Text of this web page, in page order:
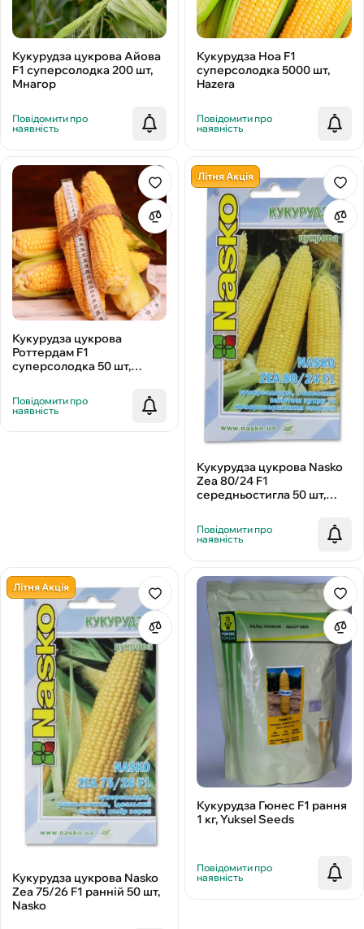
Кукурудза цукрова Айова
F1 суперсолодка 200 шт,
Мнагор
Повідомити про
наявність
Кукурудза Ноа F1
суперсолодка 5000 шт,
Hazera
Повідомити про
наявність
Кукурудза цукрова
Роттердам F1
суперсолодка 50 шт,
Повідомити про
наявність
Літня Акція
Кукурудза цукрова Nasko
Zea 80/24 F1
середньостигла 50 шт,
Повідомити про
наявність
Літня Акція
Кукурудза цукрова Nasko
Zea 75/26 F1 ранній 50 шт,
Nasko
Кукурудза Гюнес F1 рання
1 кг, Yuksel Seeds
Повідомити про
наявність